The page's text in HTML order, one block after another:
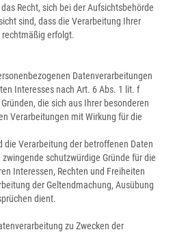
Recht, sich bei der Aufsichtsbehörde
sind, dass die Verarbeitung Ihrer
erfolgt.
Datenverarbeitungen
Interesses nach Art. 6 Abs. 1 lit. f
Gründen, die sich aus Ihrer besonderen
Verarbeitungen mit Wirkung für die
die Verarbeitung der betroffenen Daten
schutzwürdige Gründe für die
Interessen, Rechten und Freiheiten
der Geltendmachung, Ausübung
dient.
zu Zwecken der